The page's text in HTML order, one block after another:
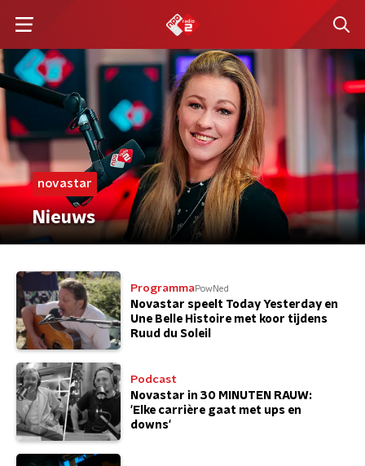
novastar
Nieuws
ProgrammaPowNed
Novastar speelt Today Yesterday en
Une Belle Histoire met koor tijdens
Ruud du Soleil
Podcast
Novastar in 30 MINUTEN RAUW:
'Elke carrière gaat met ups en
downs'